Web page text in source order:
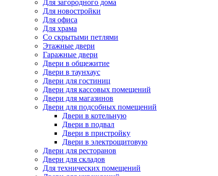
Для загородного дома
Для новостройки
Для офиса
Для храма
Со скрытыми петлями
Этажные двери
Гаражные двери
Двери в общежитие
Двери в таунхаус
Двери для гостиниц
Двери для кассовых помещений
Двери для магазинов
Двери для подсобных помещений
Двери в котельную
Двери в подвал
Двери в пристройку
Двери в электрощитовую
Двери для ресторанов
Двери для складов
Для технических помещений